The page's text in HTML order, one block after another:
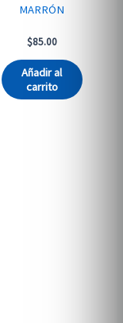
MARRÓN
$85.00
Añadir al
carrito